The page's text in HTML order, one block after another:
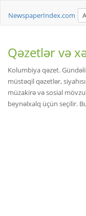
NewspaperIndex.com
Qəzetlər və
Kolumbiya qəzet.
müstəqil qəzetlər,
müzakirə və sosial
beynəlxalq üçün seçilir.